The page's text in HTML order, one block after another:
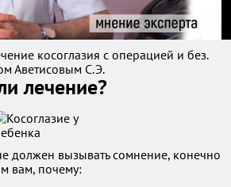
косоглазия с операцией и без.
Аветисовым С.Э.
лечение?
должен вызывать сомнение, конечно
вам, почему: